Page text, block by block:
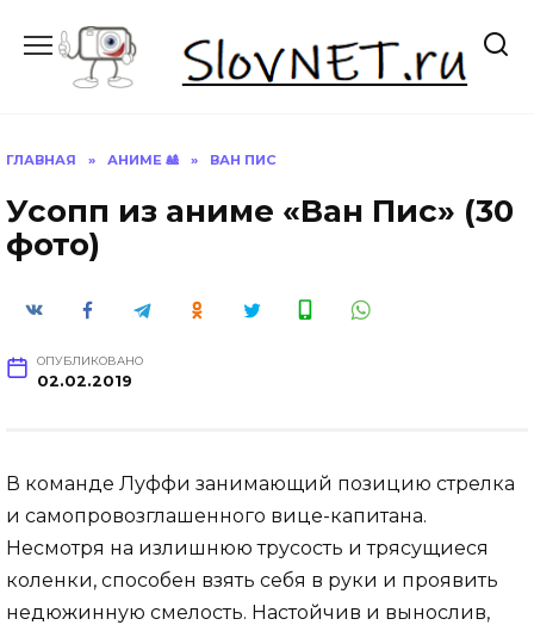
содержанию
ГЛАВНАЯ » АНИМЕ 🎎 » ВАН ПИС
Усопп из аниме «Ван Пис» (30
фото)
ОПУБЛИКОВАНО
02.02.2019
В команде Луффи занимающий позицию стрелка
и самопровозглашенного вице-капитана.
Несмотря на излишнюю трусость и трясущиеся
коленки, способен взять себя в руки и проявить
недюжинную смелость. Настойчив и вынослив,